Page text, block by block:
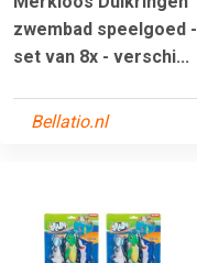
zwembad speelgoed -
set van 8x - verschi...
Bellatio.nl